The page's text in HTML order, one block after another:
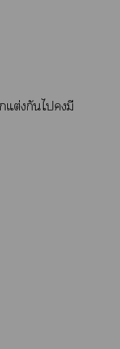
แต่งกันไมี